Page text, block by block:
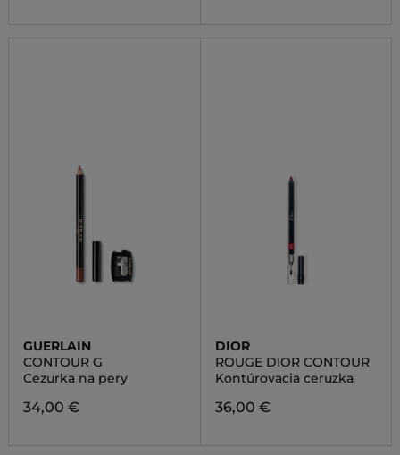
GUERLAIN
CONTOUR G
Cezurka na pery
34,00 €
DIOR
ROUGE DIOR CONTOUR
Kontúrovacia ceruzka
36,00 €